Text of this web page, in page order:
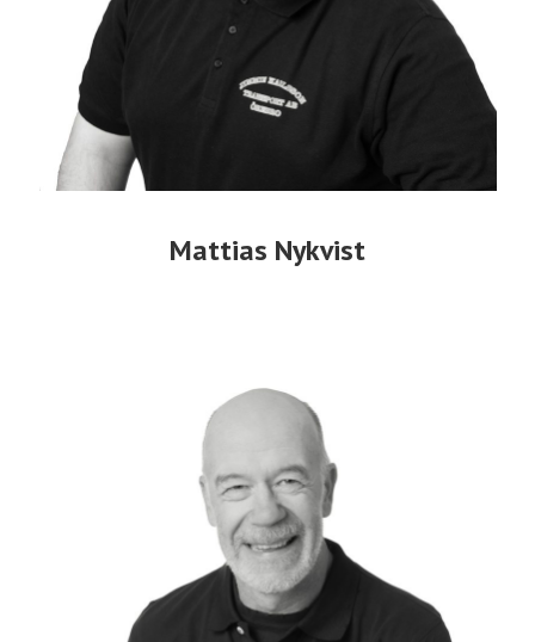
Mattias Nykvist